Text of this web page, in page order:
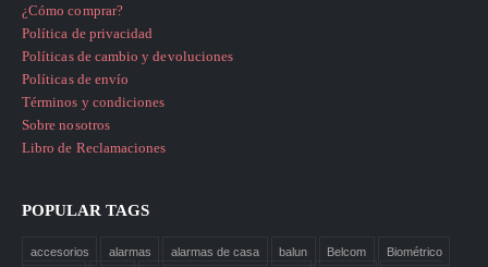
¿Cómo comprar?
Política de privacidad
Políticas de cambio y devoluciones
Políticas de envío
Términos y condiciones
Sobre nosotros
Libro de Reclamaciones
POPULAR TAGS
accesorios alarmas alarmas de casa balun Belcom
Biométrico